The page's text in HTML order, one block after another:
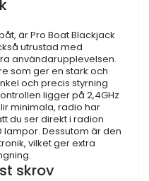
är Pro Boat Blackjack
utrustad med
användarupplevelsen.
som ger en stark och
och precis styrning
ligger på 2,4GHz
minimala, radio har
du ser direkt i radion
lampor. Dessutom är den
vilket ger extra
skrov